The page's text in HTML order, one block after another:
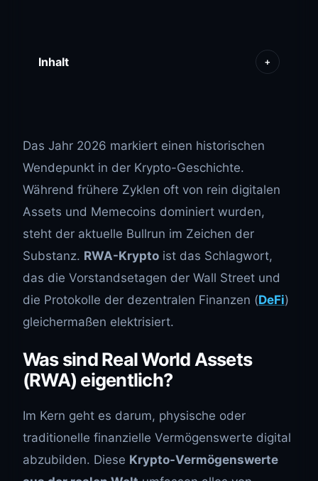
Inhalt +
Das Jahr 2026 markiert einen historischen
Wendepunkt in der Krypto-Geschichte.
Während frühere Zyklen oft von rein digitalen
Assets und Memecoins dominiert wurden,
steht der aktuelle Bullrun im Zeichen der
Substanz. RWA-Krypto ist das Schlagwort,
das die Vorstandsetagen der Wall Street und
die Protokolle der dezentralen Finanzen (DeFi)
gleichermaßen elektrisiert.
Was sind Real World Assets
(RWA) eigentlich?
Im Kern geht es darum, physische oder
traditionelle finanzielle Vermögenswerte digital
abzubilden. Diese Krypto-Vermögenswerte